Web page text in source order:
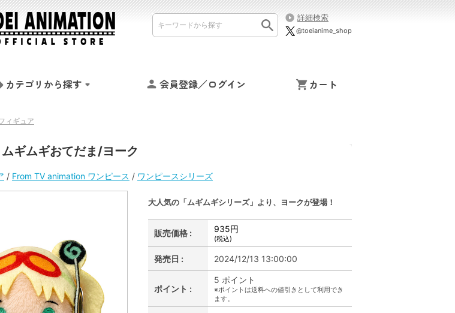
詳細検索
@toeianime_shop
カテゴリから探す 会員登録／ログイン カート
ィギュア
ムギムギおてだま/ヨーク
/ From TV animation ワンピース / ワンピースシリーズ
大人気の「ムギムギシリーズ」より、ヨークが登場！
販売価格 : 935円
(税込)
発売日 : 2024/12/13 13:00:00
ポイント :
5 ポイント
※ポイントは送料への値引きとして利用でき
ます。